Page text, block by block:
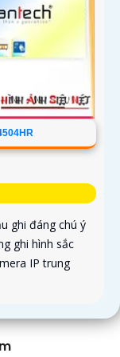
ghi đáng chú ý
ghi hình sắc
IP trung